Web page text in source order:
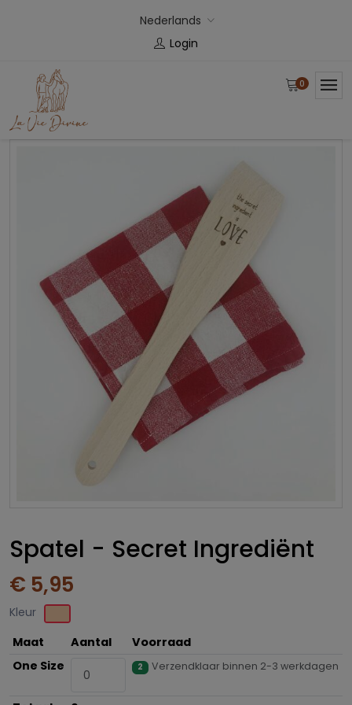
Nederlands
Login
0
Spatel - Secret Ingrediënt
€ 5,95
Kleur
Maat
Aantal
Voorraad
One Size
2 Verzendklaar binnen 2-3 werkdagen